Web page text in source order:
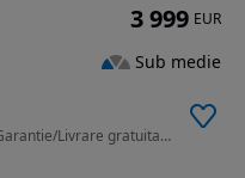
1686 cm3 • 125 CP • Rate fixe si egale/Garantie/Livrare gratuita la domiciliu
3 999 EUR
Sub medie